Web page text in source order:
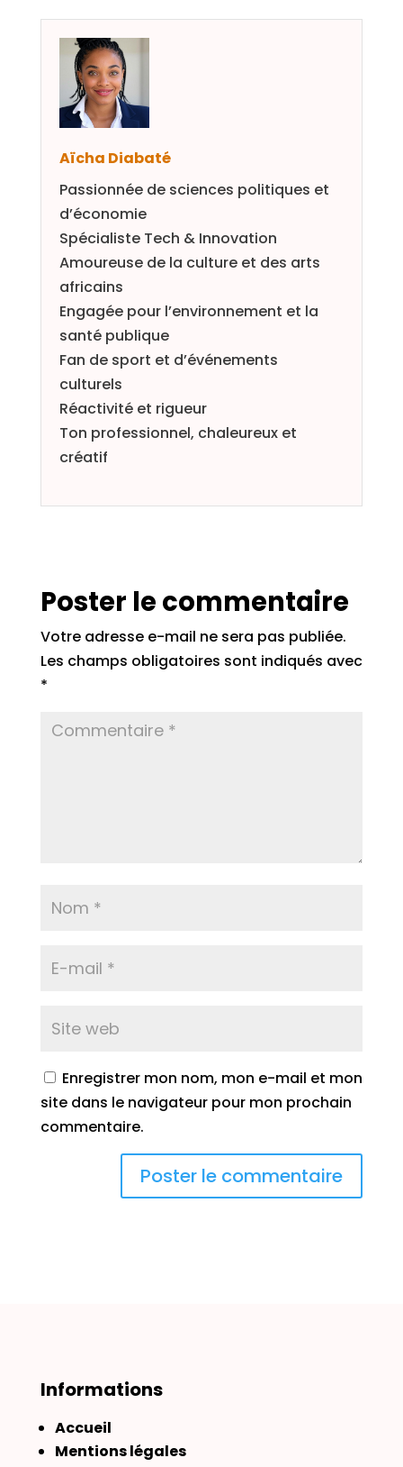
Aïcha Diabaté
Passionnée de sciences politiques et
d’économie
Spécialiste Tech & Innovation
Amoureuse de la culture et des arts
africains
Engagée pour l’environnement et la
santé publique
Fan de sport et d’événements
culturels
Réactivité et rigueur
Ton professionnel, chaleureux et
créatif
Poster le commentaire
Votre adresse e-mail ne sera pas publiée.
Les champs obligatoires sont indiqués avec
*
Enregistrer mon nom, mon e-mail et mon
site dans le navigateur pour mon prochain
commentaire.
Informations
Accueil
Mentions légales